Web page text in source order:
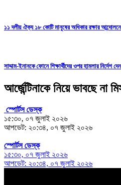
১১ দলীয় ঐক্য ১৮ কোটি মানুষের অধিকার রক্ষার
সাদ্দাম-ইনানকে ফোনে শিক্ষার্থীদের ওপর হামলার নির্দেশ
আর্জেন্টিনাকে নিয়ে ভাবছে না
স্পোর্টস ডেস্ক
১৫:৩০, ০৭ জুলাই ২০২৬
আপডেট: ২০:৩৪, ০৭ জুলাই ২০২৬
স্পোর্টস ডেস্ক
১৫:৩০, ০৭ জুলাই ২০২৬
আপডেট: ২০:৩৪, ০৭ জুলাই ২০২৬